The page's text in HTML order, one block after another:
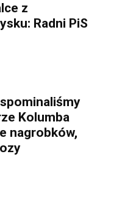
z
Radni PiS
Kolumba
nagrobków,